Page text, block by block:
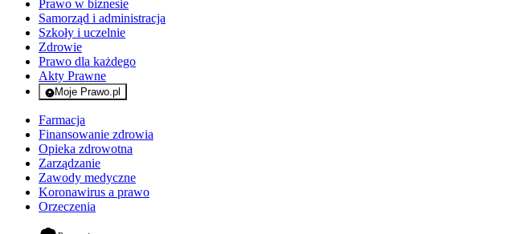
Prawo w biznesie
Samorząd i administracja
Szkoły i uczelnie
Zdrowie
Prawo dla każdego
Akty Prawne
Moje Prawo.pl
- rejestracja i logowanie do serwisu
Farmacja
Finansowanie zdrowia
Opieka zdrowotna
Zarządzanie
Zawody medyczne
Koronawirus a prawo
Orzeczenia